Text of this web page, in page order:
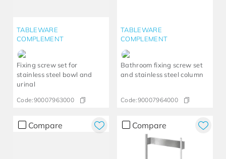
TABLEWARE
COMPLEMENT
Fixing screw set for
stainless steel bowl and
urinal
Code:90007963000
TABLEWARE
COMPLEMENT
Bathroom fixing screw set
and stainless steel column
Code:90007964000
Compare Compare